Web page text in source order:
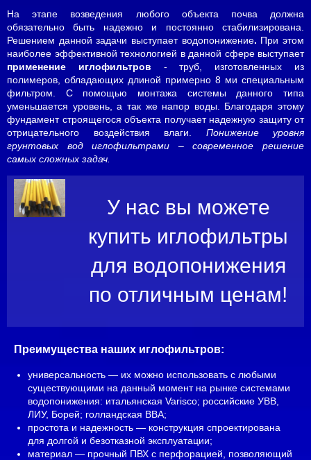
На этапе возведения любого объекта почва должна
обязательно быть надежно и постоянно стабилизирована.
Решением данной задачи выступает водопонижение. При этом
наиболее эффективной технологией в данной сфере выступает
применение иглофильтров - труб, изготовленных из
полимеров, обладающих длиной примерно 8 ми специальным
фильтром. С помощью монтажа системы данного типа
уменьшается уровень, а так же напор воды. Благодаря этому
фундамент строящегося объекта получает надежную защиту от
отрицательного воздействия влаги. Понижение уровня
грунтовых вод иглофильтрами
– современное решение
самых сложных задач.
У нас вы можете
купить иглофильтры
для водопонижения
по отличным ценам!
Преимущества наших иглофильтров:
универсальность — их можно использовать с любыми
существующими на данный момент на рынке системами
водопонижения: итальянская Varisco; российские УВВ,
ЛИУ, Борей; голландская BBA;
простота и надежность — конструкция спроектирована
для долгой и безотказной эксплуатации;
материал — прочный ПВХ с перфорацией, позволяющий